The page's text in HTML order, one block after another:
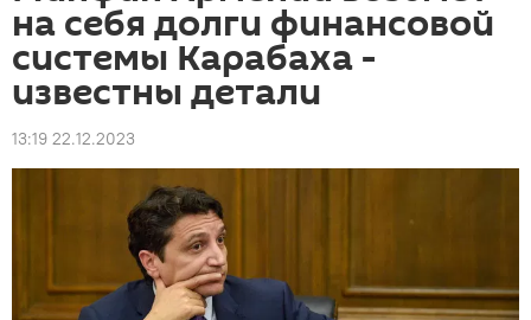
на себя долги финансовой
системы Карабаха -
известны детали
13:19 22.12.2023